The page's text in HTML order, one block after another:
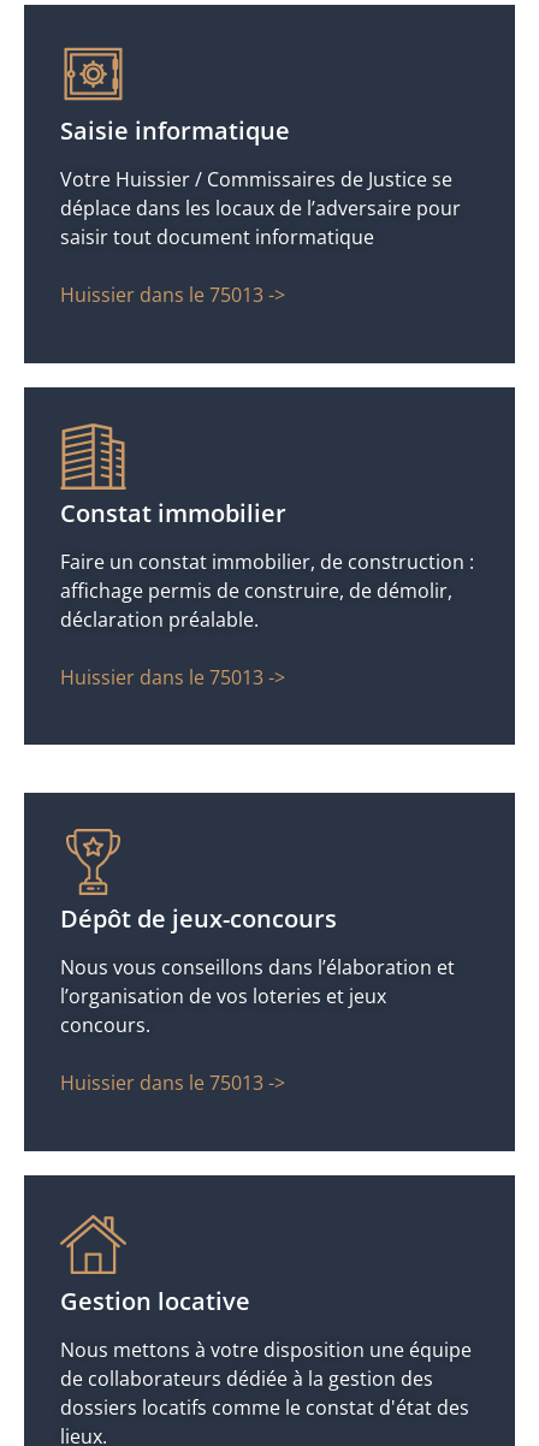
Saisie informatique
Votre Huissier / Commissaires de Justice se
déplace dans les locaux de l’adversaire pour
saisir tout document informatique
Huissier dans le 75013 ->
Constat immobilier
Faire un constat immobilier, de construction :
affichage permis de construire, de démolir,
déclaration préalable.
Huissier dans le 75013 ->
Dépôt de jeux-concours
Nous vous conseillons dans l’élaboration et
l’organisation de vos loteries et jeux
concours.
Huissier dans le 75013 ->
Gestion locative
Nous mettons à votre disposition une équipe
de collaborateurs dédiée à la gestion des
dossiers locatifs comme le constat d'état des
lieux.